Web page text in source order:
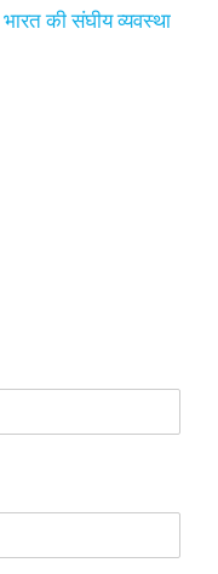
भारत की संघीय व्यवस्था